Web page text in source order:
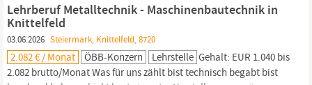
Lehrberuf Metalltechnik - Maschinenbautechnik in
Knittelfeld
03.06.2026 Steiermark, Knittelfeld, 8720
2.082 € / Monat ÖBB-Konzern Lehrstelle Gehalt: EUR 1.040 bis
2.082 brutto/Monat Was für uns zählt bist technisch begabt bist